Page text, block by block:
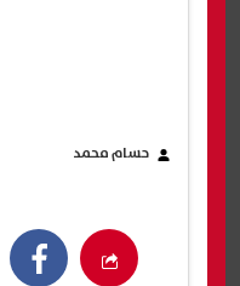
حسام محمد